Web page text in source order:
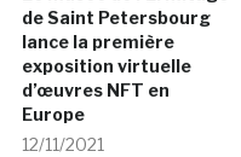
de Saint Petersbourg
lance la première
exposition virtuelle
d’œuvres NFT en
Europe
12/11/2021